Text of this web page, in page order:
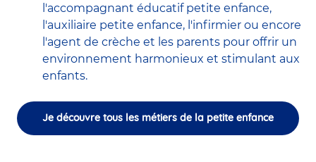
l'accompagnant éducatif petite enfance,
l'auxiliaire petite enfance, l'infirmier ou encore
l'agent de crèche et les parents pour offrir un
environnement harmonieux et stimulant aux
enfants.
Je découvre tous les métiers de la petite enfance